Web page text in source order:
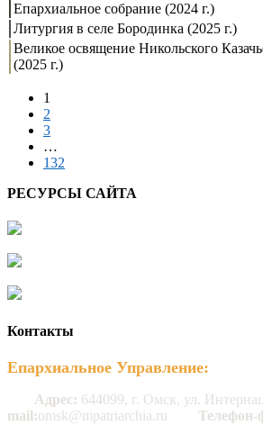
Епархиальное собрание (2024 г.)
Литургия в селе Бородинка (2025 г.)
Великое освящение Никольского
(2025 г.)
1
2
3
…
132
РЕСУРСЫ САЙТА
Контакты
Епархиальное Управление:
Адрес: 644099, г. Омск, ул.
mail:omsk@mpatriarchia.ru Телефон-